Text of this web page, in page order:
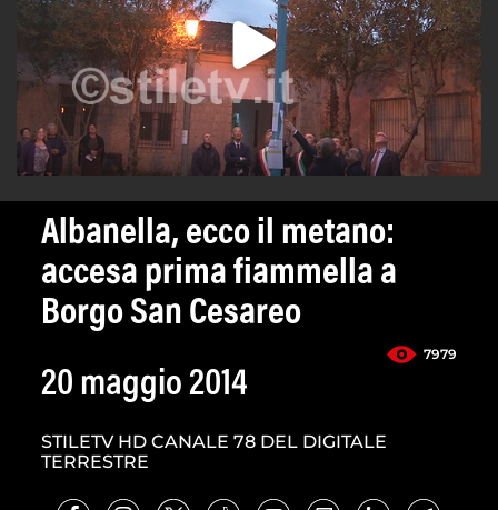
Albanella, ecco il metano:
accesa prima fiammella a
Borgo San Cesareo
7979
20 maggio 2014
STILETV HD CANALE 78 DEL DIGITALE
TERRESTRE